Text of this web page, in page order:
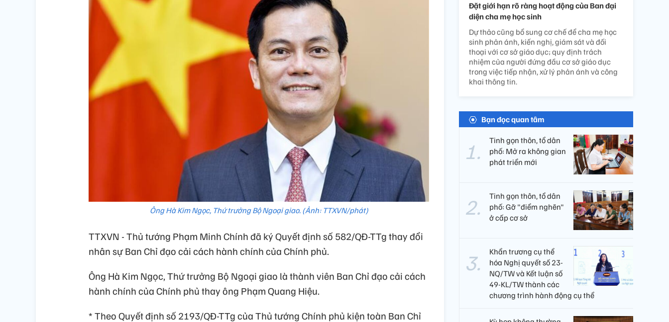
Ông Hà Kim Ngọc, Thứ trưởng Bộ Ngoại giao. (Ảnh: TTXVN/phát)
TTXVN - Thủ tướng Phạm Minh Chính đã ký Quyết định số 582/QĐ-TTg thay đổi
nhân sự Ban Chỉ đạo cải cách hành chính của Chính phủ.
Ông Hà Kim Ngọc, Thứ trưởng Bộ Ngoại giao là thành viên Ban Chỉ đạo cải cách
hành chính của Chính phủ thay ông Phạm Quang Hiệu.
* Theo Quyết định số 2193/QĐ-TTg của Thủ tướng Chính phủ kiện toàn Ban Chỉ
Đặt giới hạn rõ ràng hoạt động của Ban đại
diện cha mẹ học sinh
Dự thảo cũng bổ sung cơ chế để cha mẹ học
sinh phản ánh, kiến nghị, giám sát và đối
thoại với cơ sở giáo dục; quy định trách
nhiệm của người đứng đầu cơ sở giáo dục
trong việc tiếp nhận, xử lý phản ánh và công
khai thông tin.
Bạn đọc quan tâm
Tinh gọn thôn, tổ dân
phố: Mở ra không gian
phát triển mới
Tinh gọn thôn, tổ dân
phố: Gỡ "điểm nghẽn"
ở cấp cơ sở
Khẩn trương cụ thể
hóa Nghị quyết số 23-
NQ/TW và Kết luận số
49-KL/TW thành các
chương trình hành động cụ thể